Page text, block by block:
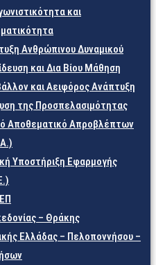
και
Ανθρώπινου Δυναμικού
και Δια Βίου Μάθηση
και Αειφόρος Ανάπτυξη
της Προσπελασιμότητας
Αποθεματικό Απροβλέπτων
Υποστήριξη Εφαρμογής
– Θράκης
Ελλάδας – Πελοποννήσου –